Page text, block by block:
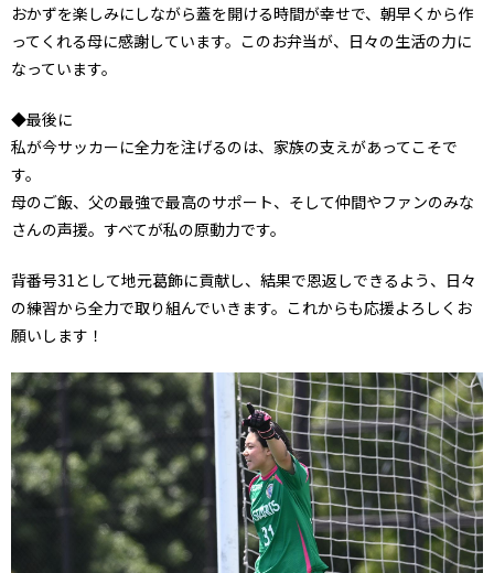
おかずを楽しみにしながら蓋を開ける時間が幸せで、朝早くから作
ってくれる母に感謝しています。このお弁当が、日々の生活の力に
なっています。
◆最後に
私が今サッカーに全力を注げるのは、家族の支えがあってこそで
す。
母のご飯、父の最強で最高のサポート、そして仲間やファンのみな
さんの声援。すべてが私の原動力です。
背番号31として地元葛飾に貢献し、結果で恩返しできるよう、日々
の練習から全力で取り組んでいきます。これからも応援よろしくお
願いします！